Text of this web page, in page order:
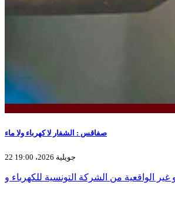
صفاقس : الشفار لا كهرباء ولا ماء
22 جويلية 2026، 19:00